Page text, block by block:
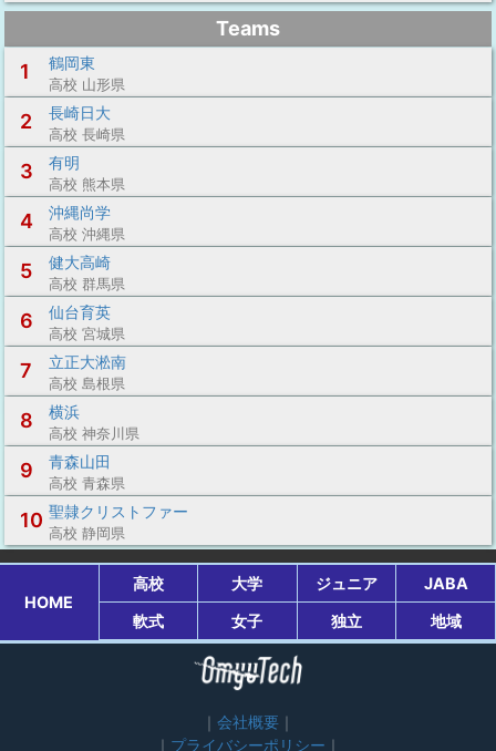
Teams
1
鶴岡東
高校 山形県
2 長崎日大
高校 長崎県
3 有明
高校 熊本県
4 沖縄尚学
高校 沖縄県
5 健大高崎
高校 群馬県
6 仙台育英
高校 宮城県
7 立正大淞南
高校 島根県
8 横浜
高校 神奈川県
9 青森山田
高校 青森県
10 聖隷クリストファー
高校 静岡県
HOME
高校 大学 ジュニア
JABA
軟式
女子 独立 地域
会社概要
プライバシーポリシー